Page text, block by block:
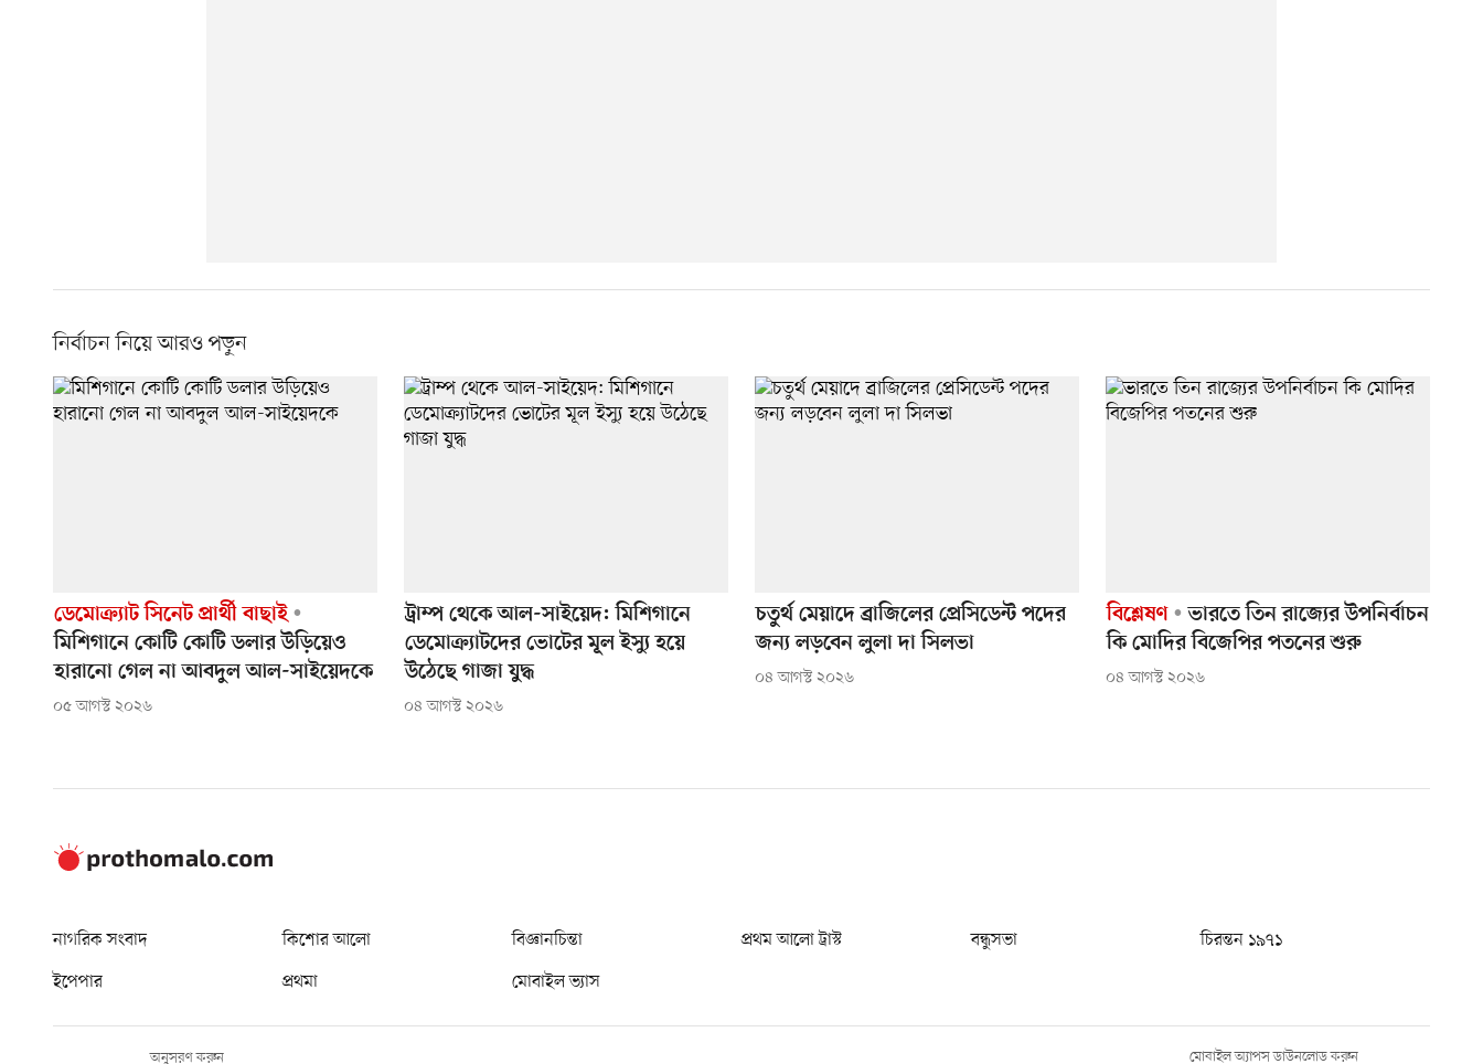
নির্বাচন নিয়ে আরও পড়ুন
ডেমোক্র্যাট সিনেট প্রার্থী বাছাই
মিশিগানে কোটি কোটি ডলার উড়িয়েও
হারানো গেল না আবদুল আল-সাইয়েদকে
০৫ আগস্ট ২০২৬
ট্রাম্প থেকে আল-সাইয়েদ: মিশিগানে
ডেমোক্র্যাটদের ভোটের মূল ইস্যু হয়ে
উঠেছে গাজা যুদ্ধ
০৪ আগস্ট ২০২৬
চতুর্থ মেয়াদে ব্রাজিলের প্রেসিডেন্ট পদের
জন্য লড়বেন লুলা দা সিলভা
০৪ আগস্ট ২০২৬
বিশ্লেষণ
ভারতে তিন রাজ্যের উপনির্বাচন
কি মোদির বিজেপির পতনের শুরু
০৪ আগস্ট ২০২৬
নাগরিক সংবাদ কিশোর আলো বিজ্ঞানচিন্তা প্রথম আলো ট্রাস্ট বন্ধুসভা
চিরন্তন ১৯৭১
ইপেপার
প্রথমা মোবাইল ভ্যাস
অনুসরণ করুন মোবাইল অ্যাপস ডাউনলোড করুন